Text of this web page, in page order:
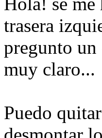
trasera
pregunto un
muy claro...
Puedo